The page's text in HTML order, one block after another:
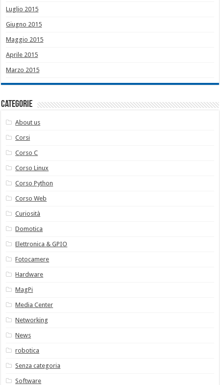
Luglio 2015
Giugno 2015
Maggio 2015
Aprile 2015
Marzo 2015
Categorie
About us
Corsi
Corso C
Corso Linux
Corso Python
Corso Web
Curiosità
Domotica
Elettronica & GPIO
Fotocamere
Hardware
MagPi
Media Center
Networking
News
robotica
Senza categoria
Software